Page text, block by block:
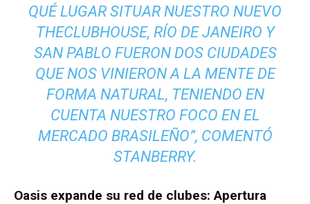
QUÉ LUGAR SITUAR NUESTRO NUEVO
THECLUBHOUSE, RÍO DE JANEIRO Y
SAN PABLO FUERON DOS CIUDADES
QUE NOS VINIERON A LA MENTE DE
FORMA NATURAL, TENIENDO EN
CUENTA NUESTRO FOCO EN EL
MERCADO BRASILEÑO”, COMENTÓ
STANBERRY.
Oasis expande su red de clubes: Apertura